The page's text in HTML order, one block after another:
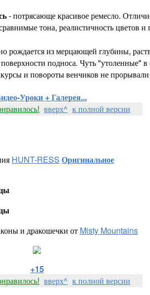
- потрясающе красивое ремесло.
тона, реалистичность цветов
рождается из мерцающей глубины,
подноса. Чуть "утоленные"
и повороты венчиков не
Уроки + Галерея...
вверх^ к полной версии
HUNT-RESS Оригинальное
и дракошечки от Misty Mountains
+15
вверх^ к полной версии